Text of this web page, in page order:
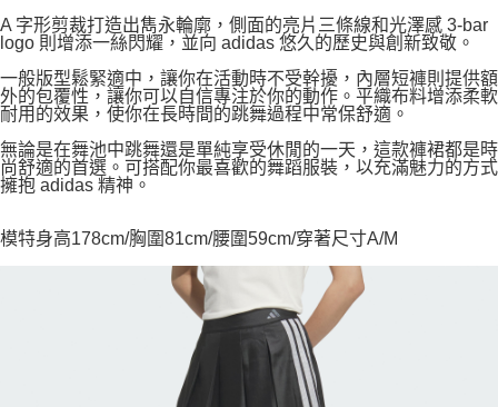
A 字形剪裁打造出雋永輪廓，側面的亮片三條線和光澤感 3-bar
logo 則增添一絲閃耀，並向 adidas 悠久的歷史與創新致敬。
一般版型鬆緊適中，讓你在活動時不受幹擾，內層短褲則提供額
外的包覆性，讓你可以自信專注於你的動作。平織布料增添柔軟
耐用的效果，使你在長時間的跳舞過程中常保舒適。
無論是在舞池中跳舞還是單純享受休閒的一天，這款褲裙都是時
尚舒適的首選。可搭配你最喜歡的舞蹈服裝，以充滿魅力的方式
擁抱 adidas 精神。
模特身高178cm/胸圍81cm/腰圍59cm/穿著尺寸A/M